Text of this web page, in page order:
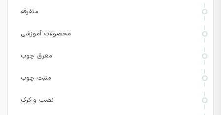
متفرقه
محصولات آموزشی
معرق چوب
منبت چوب
نصب و کرک